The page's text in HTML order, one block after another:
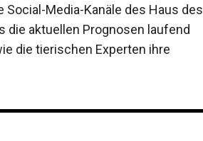
Media-Kanäle des Haus des
die aktuellen Prognosen laufend
die tierischen Experten ihre